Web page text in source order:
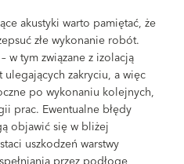
akustyki warto pamiętać, że
złe wykonanie robót.
w tym związane z izolacją
zakryciu, a więc
po wykonaniu kolejnych,
prac. Ewentualne błędy
objawić się w bliżej
uszkodzeń warstwy